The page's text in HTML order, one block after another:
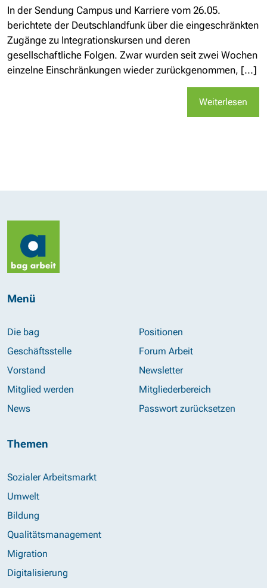
In der Sendung Campus und Karriere vom 26.05.
berichtete der Deutschlandfunk über die eingeschränkten
Zugänge zu Integrationskursen und deren
gesellschaftliche Folgen. Zwar wurden seit zwei Wochen
einzelne Einschränkungen wieder zurückgenommen, [...]
Weiterlesen
Menü
Die bag
Geschäftsstelle
Vorstand
Mitglied werden
News
Positionen
Forum Arbeit
Newsletter
Mitgliederbereich
Passwort zurücksetzen
Themen
Sozialer Arbeitsmarkt
Umwelt
Bildung
Qualitätsmanagement
Migration
Digitalisierung